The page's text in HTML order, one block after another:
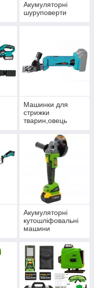
Акумуляторні
шуруповерти
Машинки для
стрижки
тварин,овець
Акумуляторні
кутошліфовальні
машини